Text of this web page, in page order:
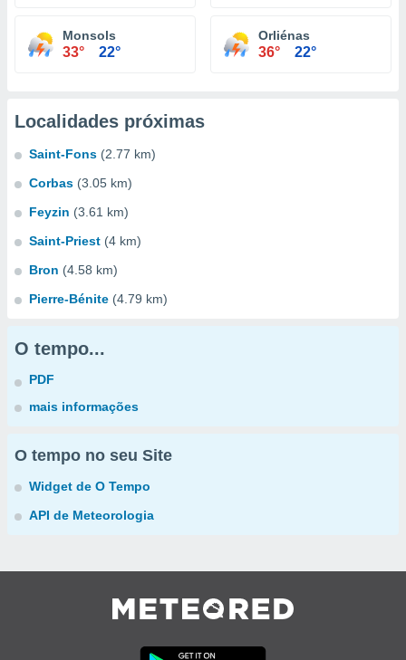
Monsols
33° 22°
Orliénas
36° 22°
Localidades próximas
Saint-Fons (2.77 km)
Corbas (3.05 km)
Feyzin (3.61 km)
Saint-Priest (4 km)
Bron (4.58 km)
Pierre-Bénite (4.79 km)
O tempo...
PDF
mais informações
O tempo no seu Site
Widget de O Tempo
API de Meteorologia